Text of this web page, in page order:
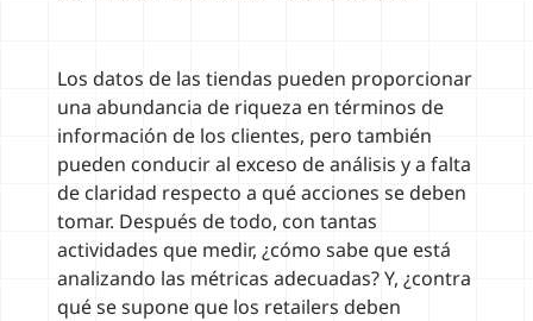
Los datos de las tiendas pueden proporcionar
una abundancia de riqueza en términos de
información de los clientes, pero también
pueden conducir al exceso de análisis y a falta
de claridad respecto a qué acciones se deben
tomar. Después de todo, con tantas
actividades que medir, ¿cómo sabe que está
analizando las métricas adecuadas? Y, ¿contra
qué se supone que los retailers deben